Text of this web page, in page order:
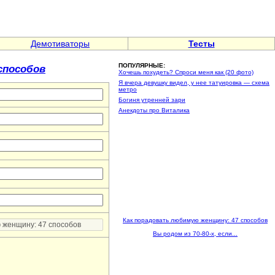
Демотиваторы Тесты
ПОПУЛЯРНЫЕ:
Хочешь похудеть? Спроси меня как (20 фото)
Я вчера девушку видел, у нее татуировка — схема
метро
Богиня утренней зари
Анекдоты про Виталика
Как порадовать любимую женщину: 47 способов
Вы родом из 70-80-х, если...